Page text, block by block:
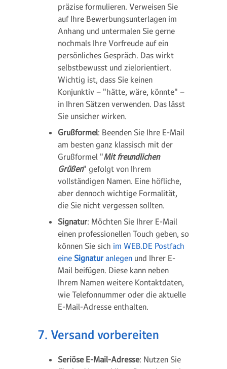
präzise formulieren. Verweisen Sie
auf Ihre Bewerbungsunterlagen im
Anhang und untermalen Sie gerne
nochmals Ihre Vorfreude auf ein
persönliches Gespräch. Das wirkt
selbstbewusst und zielorientiert.
Wichtig ist, dass Sie keinen
Konjunktiv – "hätte, wäre, könnte" –
in Ihren Sätzen verwenden. Das lässt
Sie unsicher wirken.
Grußformel: Beenden Sie Ihre E-Mail
am besten ganz klassisch mit der
Grußformel "Mit freundlichen
Grüßen" gefolgt von Ihrem
vollständigen Namen. Eine höfliche,
aber dennoch wichtige Formalität,
die Sie nicht vergessen sollten.
Signatur: Möchten Sie Ihrer E-Mail
einen professionellen Touch geben, so
können Sie sich im WEB.DE Postfach
eine Signatur anlegen und Ihrer E-
Mail beifügen. Diese kann neben
Ihrem Namen weitere Kontaktdaten,
wie Telefonnummer oder die aktuelle
E-Mail-Adresse enthalten.
7. Versand vorbereiten
Seriöse E-Mail-Adresse: Nutzen Sie